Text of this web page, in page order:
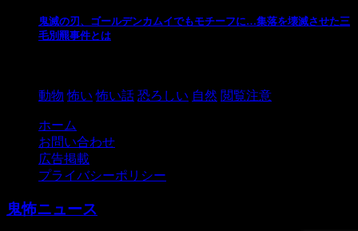
鬼滅の刃、ゴールデンカムイでもモチーフに…集落を壊滅させた三
毛別羆事件とは
動物 怖い 怖い話 恐ろしい 自然 閲覧注意
ホーム
お問い合わせ
広告掲載
プライバシーポリシー
鬼怖ニュース